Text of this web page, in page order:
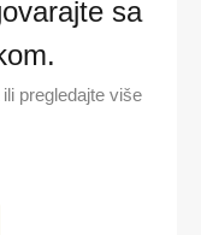
sa
pregledajte više